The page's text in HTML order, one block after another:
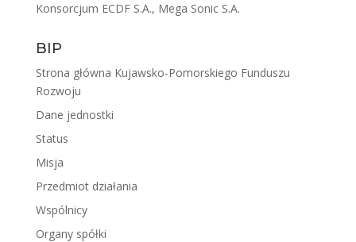
Konsorcjum ECDF S.A., Mega Sonic S.A.
BIP
Strona główna Kujawsko-Pomorskiego Funduszu
Rozwoju
Dane jednostki
Status
Misja
Przedmiot działania
Wspólnicy
Organy spółki